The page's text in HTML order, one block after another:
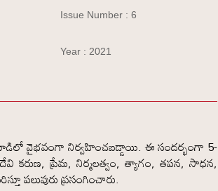
Issue Number : 6
Year : 2021
వైభవంగా నిర్వహించబడ్డాయి. ఈ సందర్భంగా 5-
కరుణ, ప్రేమ, నిర్మలత్వం, త్యాగం, తపన, సాధన,
పలువురు ప్రసంగించారు.